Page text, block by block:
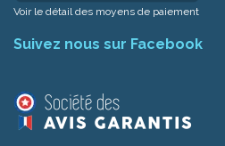
Voir le détail des moyens de paiement
Suivez nous sur Facebook